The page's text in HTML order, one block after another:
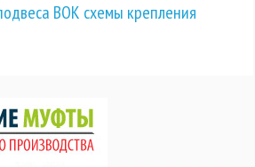
5 - Центральный силовой
кабеля
диэлектрический кабель с
ВОК схемы крепления